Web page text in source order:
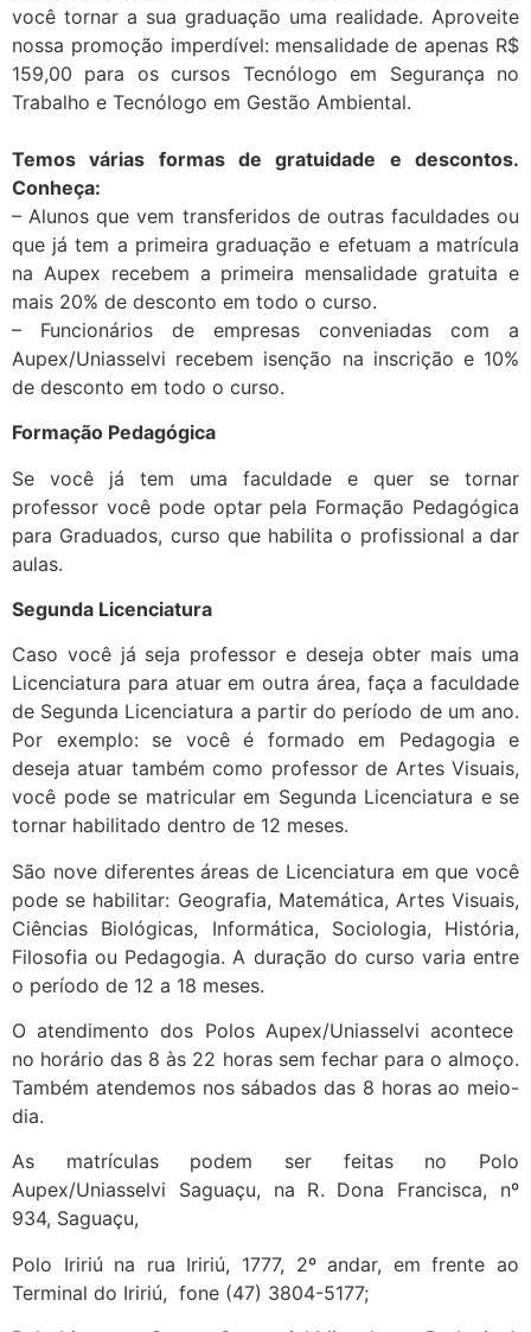
você tornar a sua graduação uma realidade. Aproveite
nossa promoção imperdível: mensalidade de apenas R$
159,00 para os cursos Tecnólogo em Segurança no
Trabalho e Tecnólogo em Gestão Ambiental.
Temos várias formas de gratuidade e descontos.
Conheça:
– Alunos que vem transferidos de outras faculdades ou
que já tem a primeira graduação e efetuam a matrícula
na Aupex recebem a primeira mensalidade gratuita e
mais 20% de desconto em todo o curso.
– Funcionários de empresas conveniadas com a
Aupex/Uniasselvi recebem isenção na inscrição e 10%
de desconto em todo o curso.
Formação Pedagógica
Se você já tem uma faculdade e quer se tornar
professor você pode optar pela Formação Pedagógica
para Graduados, curso que habilita o profissional a dar
aulas.
Segunda Licenciatura
Caso você já seja professor e deseja obter mais uma
Licenciatura para atuar em outra área, faça a faculdade
de Segunda Licenciatura a partir do período de um ano.
Por exemplo: se você é formado em Pedagogia e
deseja atuar também como professor de Artes Visuais,
você pode se matricular em Segunda Licenciatura e se
tornar habilitado dentro de 12 meses.
São nove diferentes áreas de Licenciatura em que você
pode se habilitar: Geografia, Matemática, Artes Visuais,
Ciências Biológicas, Informática, Sociologia, História,
Filosofia ou Pedagogia. A duração do curso varia entre
o período de 12 a 18 meses.
O atendimento dos Polos Aupex/Uniasselvi acontece
no horário das 8 às 22 horas sem fechar para o almoço.
Também atendemos nos sábados das 8 horas ao meio-
dia.
As matrículas podem ser feitas no Polo
Aupex/Uniasselvi Saguaçu, na R. Dona Francisca, nº
934, Saguaçu,
Polo Iririú na rua Iririú, 1777, 2º andar, em frente ao
Terminal do Iririú, fone (47) 3804-5177;